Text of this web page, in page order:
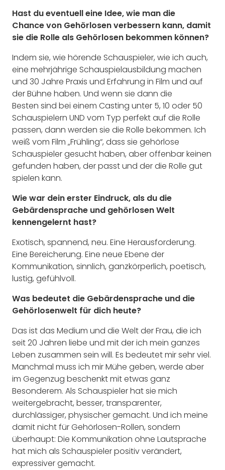
Hast du eventuell eine Idee, wie man die
Chance von Gehörlosen verbessern kann, damit
sie die Rolle als Gehörlosen bekommen können?
Indem sie, wie hörende Schauspieler, wie ich auch,
eine mehrjährige Schauspielausbildung machen
und 30 Jahre Praxis und Erfahrung in Film und auf
der Bühne haben. Und wenn sie dann die
Besten sind bei einem Casting unter 5, 10 oder 50
Schauspielern UND vom Typ perfekt auf die Rolle
passen, dann werden sie die Rolle bekommen. Ich
weiß vom Film „Frühling“, dass sie gehörlose
Schauspieler gesucht haben, aber offenbar keinen
gefunden haben, der passt und der die Rolle gut
spielen kann.
Wie war dein erster Eindruck, als du die
Gebärdensprache und gehörlosen Welt
kennengelernt hast?
Exotisch, spannend, neu. Eine Herausforderung.
Eine Bereicherung. Eine neue Ebene der
Kommunikation, sinnlich, ganzkörperlich, poetisch,
lustig, gefühlvoll.
Was bedeutet die Gebärdensprache und die
Gehörlosenwelt für dich heute?
Das ist das Medium und die Welt der Frau, die ich
seit 20 Jahren liebe und mit der ich mein ganzes
Leben zusammen sein will. Es bedeutet mir sehr viel.
Manchmal muss ich mir Mühe geben, werde aber
im Gegenzug beschenkt mit etwas ganz
Besonderem. Als Schauspieler hat sie mich
weitergebracht, besser, transparenter,
durchlässiger, physischer gemacht. Und ich meine
damit nicht für Gehörlosen-Rollen, sondern
überhaupt: Die Kommunikation ohne Lautsprache
hat mich als Schauspieler positiv verändert,
expressiver gemacht.